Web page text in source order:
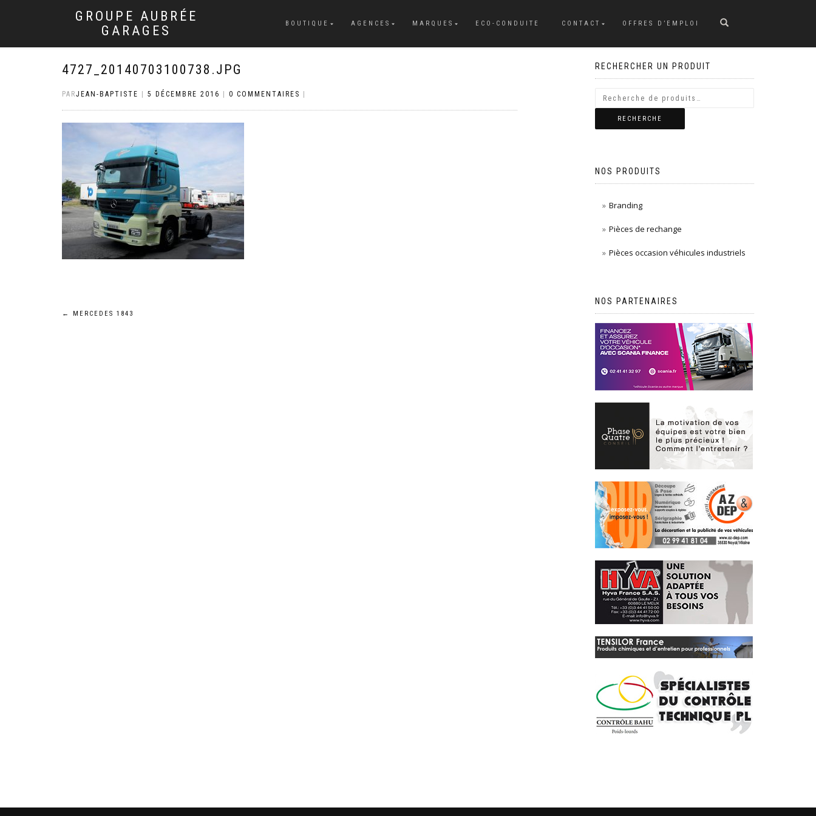
GROUPE AUBRÉE
GARAGES
BOUTIQUE AGENCES MARQUES ECO-CONDUITE CONTACT OFFRES D’EMPLOI
4727_20140703100738.JPG
PARJEAN-BAPTISTE 5 DÉCEMBRE 2016 0 COMMENTAIRES
Navigation
← MERCEDES 1843
RECHERCHER UN PRODUIT
RECHERCHE
NOS PRODUITS
Branding
Pièces de rechange
Pièces occasion véhicules industriels
NOS PARTENAIRES